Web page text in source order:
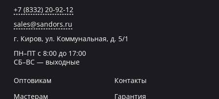
+7 (8332) 20-92-12
sales@sandors.ru
г. Киров, ул. Коммунальная, д. 5/1
ПН–ПТ с 8:00 до 17:00
СБ–ВС — выходные
Оптовикам
Мастерам
Контакты
Гарантия